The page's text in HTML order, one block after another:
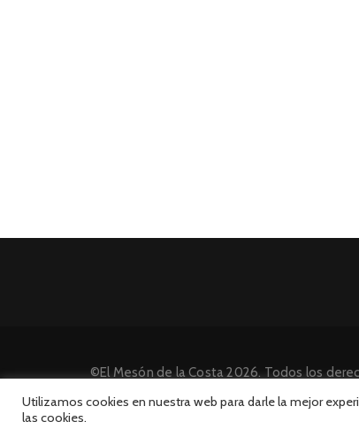
©El Mesón de la Costa 2026. Todos los
Desarrollado por INFORmedia
Utilizamos cookies en nuestra web para darle la mejor
las cookies.